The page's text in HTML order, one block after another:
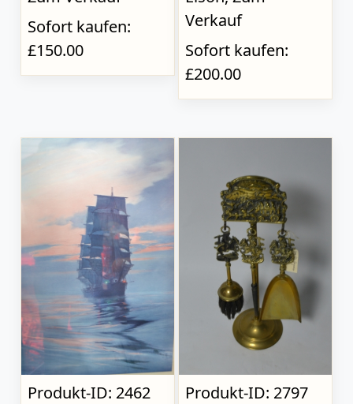
Sofort kaufen:
£150.00
Verkauf
Sofort kaufen:
£200.00
Produkt-ID: 2462
Produkt-ID: 2797